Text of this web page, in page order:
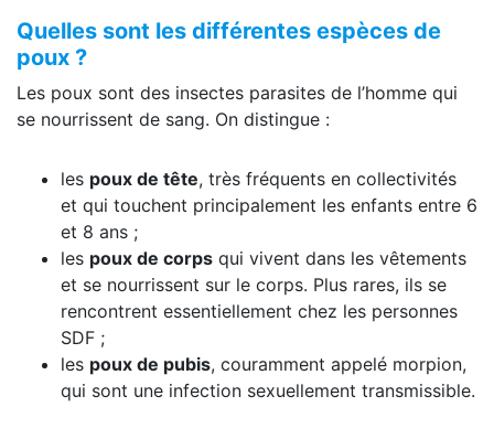
Quelles sont les différentes espèces de
poux ?
Les poux sont des insectes parasites de l’homme qui
se nourrissent de sang. On distingue :
les poux de tête, très fréquents en collectivités
et qui touchent principalement les enfants entre 6
et 8 ans ;
les poux de corps qui vivent dans les vêtements
et se nourrissent sur le corps. Plus rares, ils se
rencontrent essentiellement chez les personnes
SDF ;
les poux de pubis, couramment appelé morpion,
qui sont une infection sexuellement transmissible.